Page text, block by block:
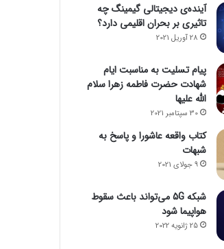
آینده‌ی دیجیتالی گیمینگ چه
تاثیری بر بحران اقلیمی دارد؟
28 آوریل 2021
پیام تسلیت به مناسبت ایام
شهادت حضرت فاطمه زهرا سلام
الله علیها
30 سپتامبر 2021
کتاب واقعه عاشورا و پاسخ به
شبهات
9 جولای 2021
شبکه 5G می‌تواند باعث سقوط
هواپیما شود
25 ژانویه 2022